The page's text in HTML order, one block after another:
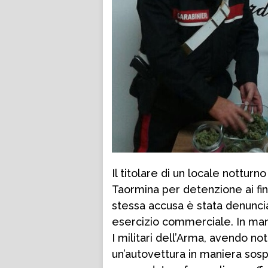
Il titolare di un locale
Taormina per detenzione ai
stessa accusa è stata
esercizio commerciale. In
I militari dell’Arma, avendo
un’autovettura in maniera